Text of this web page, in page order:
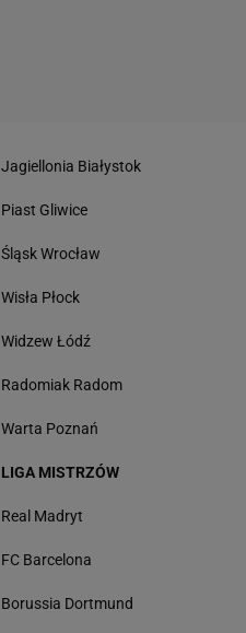
Jagiellonia Białystok
Piast Gliwice
Śląsk Wrocław
Wisła Płock
Widzew Łódź
Radomiak Radom
Warta Poznań
LIGA MISTRZÓW
Real Madryt
FC Barcelona
Borussia Dortmund